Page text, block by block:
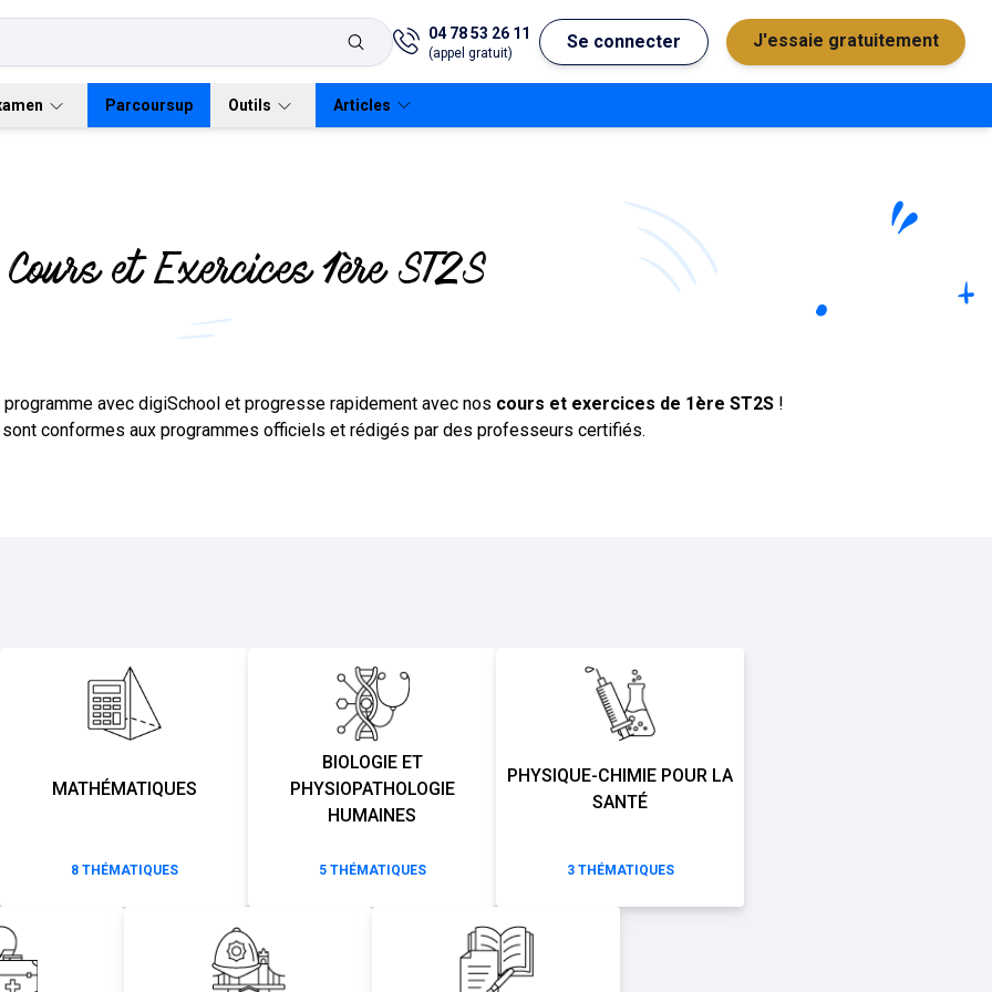
04 78 53 26 11
(appel gratuit)
Se connecter J'essaie gratuitement
Première générale
Première STL
Première ST2S
Terminale générale
Terminale STL
Terminale ST2S
Bac général Bac général Bac général
Parcoursup Outils
Verbes irréguliers
Flashcards
Lycées
Dates des salons, JPO,
Articles
Cours et Exercices 1ère ST2S
avec digiSchool et progresse rapidement avec nos cours et exercices de 1ère ST2S!
conformes aux programmes officiels et rédigés par des professeurs certifiés.
MATHÉMATIQUES
8THÉMATIQUES
BIOLOGIE ET
PHYSIOPATHOLOGIE
HUMAINES
5THÉMATIQUES
PHYSIQUE-CHIMIE POUR LA
SANTÉ
3THÉMATIQUES